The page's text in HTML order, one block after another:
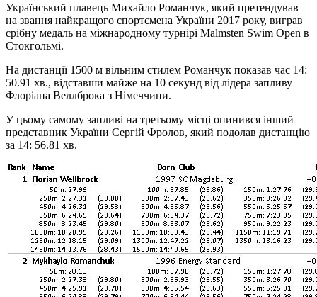
Український плавець Михайло Романчук, який претендував
на звання найкращого спортсмена України 2017 року, виграв
срібну медаль на міжнародному турнірі Malmsten Swim Open в
Стокгольмі.
На дистанції 1500 м вільним стилем Романчук показав час 14:
50.91 хв., відставши майже на 10 секунд від лідера запливу
Флоріана Веллброка з Німеччини.
У цьому самому запливі на третьому місці опинився інший
представник України Сергій Фролов, який подолав дистанцію
за 14: 56.81 хв.